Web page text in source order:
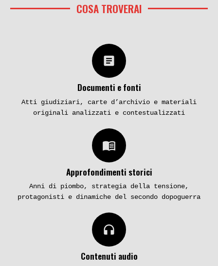
COSA TROVERAI
article
Documenti e fonti
Atti giudiziari, carte d’archivio e materiali
originali analizzati e contestualizzati
menu_book
Approfondimenti storici
Anni di piombo, strategia della tensione,
protagonisti e dinamiche del secondo dopoguerra
headphones
Contenuti audio